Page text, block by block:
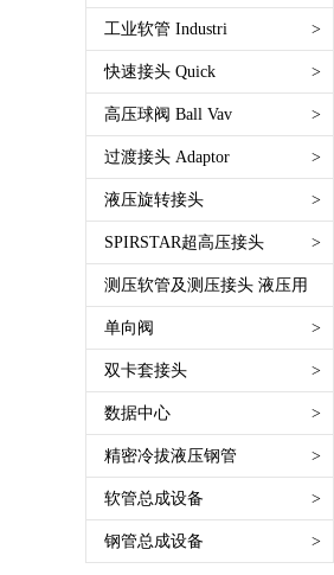
SAE 100 R3 一层纤维编织
SAE 100 R4 耐高温回油软管
SAE 100 R5 线编织外层软管
SAE 100 R6 一层纤维编织软管
SAE 100 R7 树脂管
高压软管油管安全拉网 防脱链 防
崩链
航空液压油管 高压特富龙管
电缆
SAE 100 R8树脂管
SAE 100 R9钢丝缠绕管
SAE 100 R10钢丝缠绕管
SAE 100 R12钢丝缠绕管
SAE 100 R13钢丝缠绕管
SAE 100 R14特氟龙管
SAE 100 R15缠绕管
快插式免扣压免卡箍 Push lok
TW接头 槽罐车接头EN14420-6
DIN28450
安全管夹EN14420-3 DIN2817
德式接管 EN14420-5 DIN2817
德式法兰 EN14420-4 EN1092-
法式接头 Guillemin EN11420-8/NF
E 29572
复合软管接头Composite Hose
Fittting
快速接头 Camlock EN14420-7
DIN2828
自锁式快速接头Autolock Camlock
德式蒸汽接头管夹 EN14423
DIN2826
公制卡套 DIN2353 Metric
双面接芯子Double Connector
英锥管螺纹BSPT
美制锥螺纹NPT
美制SAE螺纹O形圈密封
英管内螺纹平面
公制24度锥 DIN DKOS DKOL
美制37°锥JIC
英制螺纹60°锥BSP 60°Cone
公制平面密封 Metric Flat
公制球面密封Metric Multiseal
公制74° Metric 74° Cone
英制螺纹球面 BSPP Multiseal
美制平面ORFS FLAT
法兰SAE FLANGE Code 61 62
日标英制60°JIS
工业软管 Industri >
输水软管 绝缘软管Water Hose
Nonconductive Hose
空气及多用途软管 Air and multi-
purpose
焊接软管 Welding Hose
食品医药软管 Food Hose
输油软管 Petrol Hose
矿用软管
油田软管 钻探管
高压清洗管 超高压水管
喷涂和呼吸软管 Paint Spray and
Breathing
塑料物料软管 Plastice Hose
船舶软管 Marine Hose
农用软管 Agriculture Hose
快速接头 Quick >
FASTER速捷快速接头
CEJN希恩
INTEVA因特威 快速接头
RTC快速接头
DNP快速接头
派克快速接头
世伟洛克
高压球阀 Ball Vav >
过渡接头 Adaptor >
公制24度锥 DIN DKOS DKOL
其他公制螺纹接头
英制螺纹60°锥面 BSPP BSPT
美制螺纹JIC NPT ORFS
法兰FLANGE
煤矿用接头
其他接头
液压旋转接头 >
SPIRSTAR超高压接头 >
测压软管及测压接头 液压用
>
单向阀 >
双卡套接头 >
数据中心 >
精密冷拔液压钢管 >
软管总成设备 >
扣压机Crimping Machine
钢管总成设备 >